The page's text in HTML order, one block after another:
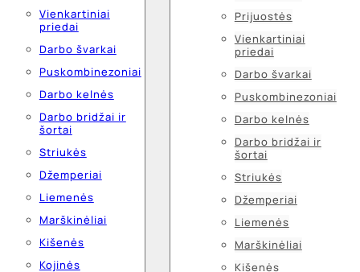
Vienkartiniai
priedai
Darbo švarkai
Puskombinezoniai
Darbo kelnės
Darbo bridžai ir
šortai
Striukės
Džemperiai
Liemenės
Marškinėliai
Kišenės
Kojinės
Prijuostės
Vienkartiniai
priedai
Darbo švarkai
Puskombinezoniai
Darbo kelnės
Darbo bridžai ir
šortai
Striukės
Džemperiai
Liemenės
Marškinėliai
Kišenės